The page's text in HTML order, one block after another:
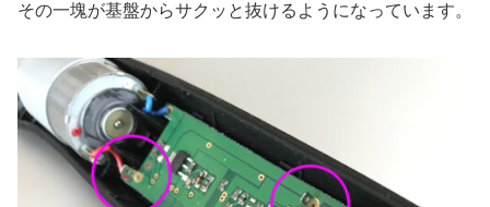
その一塊が基盤からサクッと抜けるようになっています。